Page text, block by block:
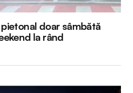
doar sâmbătă
la rând